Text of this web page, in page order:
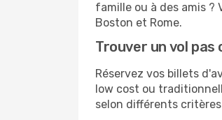
famille ou à des amis ?
Boston et Rome.
Trouver un vol
Réservez vos billets
low cost ou
selon différents